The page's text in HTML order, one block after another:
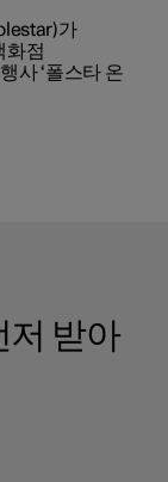
가
화점
사 ‘폴스타 온
저 받아